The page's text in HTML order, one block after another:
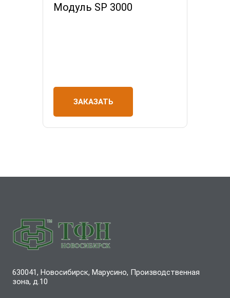
Модуль SP 3000
ЗАКАЗАТЬ
630041, Новосибирск, Марусино, Производственная
зона, д.10